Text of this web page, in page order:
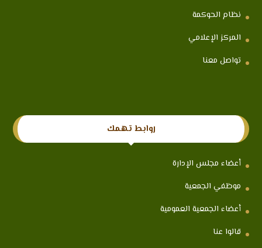
نظام الحوكمة
المركز الإعلامي
تواصل معنا
روابط تهمك
أعضاء مجلس الإدارة
موظفي الجمعية
أعضاء الجمعية العمومية
قالوا عنا